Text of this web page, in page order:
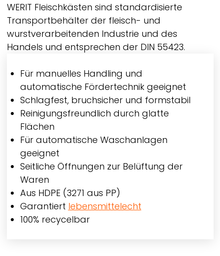
WERIT Fleischkästen sind standardisierte
Transportbehälter der fleisch- und
wurstverarbeitenden Industrie und des
Handels und entsprechen der DIN 55423.
Für manuelles Handling und
automatische Fördertechnik geeignet
Schlagfest, bruchsicher und formstabil
Reinigungsfreundlich durch glatte
Flächen
Für automatische Waschanlagen
geeignet
Seitliche Öffnungen zur Belüftung der
Waren
Aus HDPE (3271 aus PP)
Garantiert lebensmittelecht
100% recycelbar